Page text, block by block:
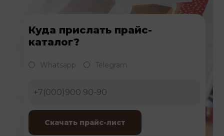
Куда прислать прайс-
каталог?
Whatsapp Telegram